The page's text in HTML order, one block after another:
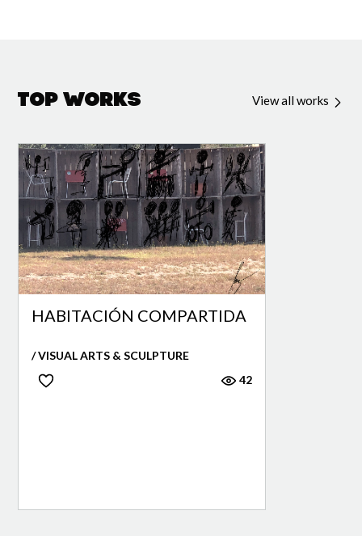
Top Works View all works
HABITACIÓN COMPARTIDA
/ VISUAL ARTS & SCULPTURE
42